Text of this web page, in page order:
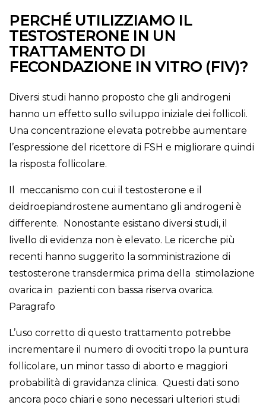
PERCHÉ UTILIZZIAMO IL
TESTOSTERONE IN UN
TRATTAMENTO DI
FECONDAZIONE IN VITRO (FIV)?
Diversi studi hanno proposto che gli androgeni
hanno un effetto sullo sviluppo iniziale dei follicoli.
Una concentrazione elevata potrebbe aumentare
l’espressione del ricettore di FSH e migliorare quindi
la risposta follicolare.
Il meccanismo con cui il testosterone e il
deidroepiandrostene aumentano gli androgeni è
differente. Nonostante esistano diversi studi, il
livello di evidenza non è elevato. Le ricerche più
recenti hanno suggerito la somministrazione di
testosterone transdermica prima della stimolazione
ovarica in pazienti con bassa riserva ovarica.
Paragrafo
L’uso corretto di questo trattamento potrebbe
incrementare il numero di ovociti tropo la puntura
follicolare, un minor tasso di aborto e maggiori
probabilità di gravidanza clinica. Questi dati sono
ancora poco chiari e sono necessari ulteriori studi